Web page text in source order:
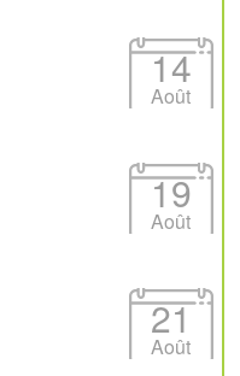
14
Août
19
Août
21
Août